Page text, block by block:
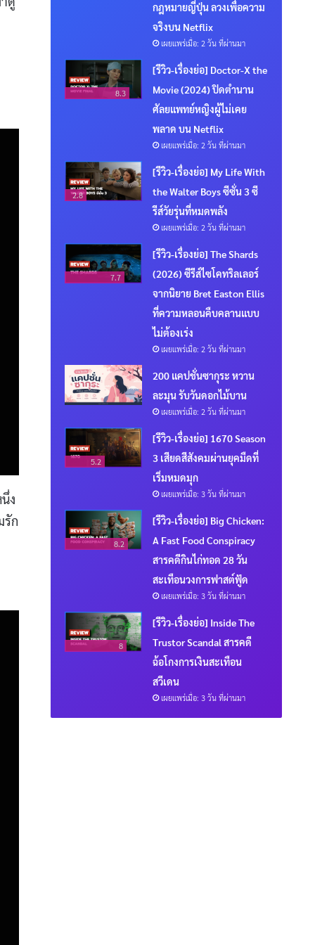
ง
รัก
กฎหมายญี่ปุ่น ลวงเพื่อความ
จริงบน Netflix
เผยแพร่เมื่อ: 2 วัน ที่ผ่านมา
8.3
[รีวิว-เรื่องย่อ] Doctor-X the
Movie (2024) ปิดตำนาน
ศัลยแพทย์หญิงผู้ไม่เคย
พลาด บน Netflix
เผยแพร่เมื่อ: 2 วัน ที่ผ่านมา
2.8
[รีวิว-เรื่องย่อ] My Life With
the Walter Boys ซีซั่น 3 ซี
รีส์วัยรุ่นที่หมดพลัง
เผยแพร่เมื่อ: 2 วัน ที่ผ่านมา
7.7
[รีวิว-เรื่องย่อ] The Shards
(2026) ซีรีส์ไซโคทริลเลอร์
จากนิยาย Bret Easton Ellis
ที่ความหลอนคืบคลานแบบ
ไม่ต้องเร่ง
เผยแพร่เมื่อ: 2 วัน ที่ผ่านมา
200 แคปชั่นซากุระ หวาน
ละมุน รับวันดอกไม้บาน
เผยแพร่เมื่อ: 2 วัน ที่ผ่านมา
5.2
[รีวิว-เรื่องย่อ] 1670 Season
3 เสียดสีสังคมผ่านยุคมืดที่
เริ่มหมดมุก
เผยแพร่เมื่อ: 3 วัน ที่ผ่านมา
8.2
[รีวิว-เรื่องย่อ] Big Chicken:
A Fast Food Conspiracy
สารคดีกินไก่ทอด 28 วัน
สะเทือนวงการฟาสต์ฟู้ด
เผยแพร่เมื่อ: 3 วัน ที่ผ่านมา
8
[รีวิว-เรื่องย่อ] Inside The
Trustor Scandal สารคดี
ฉ้อโกงการเงินสะเทือน
สวีเดน
เผยแพร่เมื่อ: 3 วัน ที่ผ่านมา